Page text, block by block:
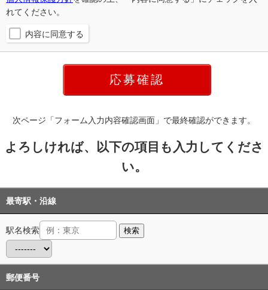
れてください。
内容に同意する
次ページ「フォーム入力内容確認画面」で最終確認ができます。
よろしければ、以下の項目も入力してくださ
い。
最寄駅・沿線
駅名検索 検索
郵便番号